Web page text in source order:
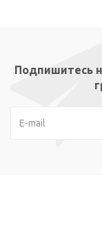
Подпишитесь